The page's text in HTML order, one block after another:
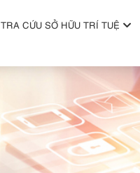
TRA CỨU SỞ HỮU TRÍ TUỆ